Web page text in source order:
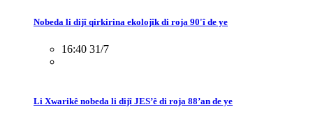
Nobeda li dijî qirkirina ekolojîk di roja 90'î de ye
16:40 31/7
Li Xwarikê nobeda li dijî JES’ê di roja 88’an de ye